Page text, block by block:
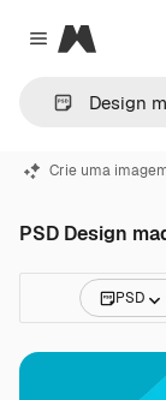
Close menu
Magnific
Crie uma
PSD Design
PSD